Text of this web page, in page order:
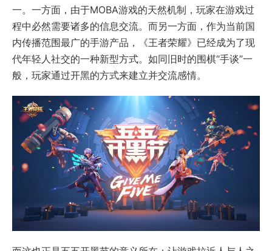
一。一方面，由于MOBA游戏的天然机制，玩家在游戏过
程中必然需要诸多的信息交流。而另一方面，作为当前国
内传播范围最广的手游产品，《王者荣耀》已经成为了现
代年轻人社交的一种新型方式。如同旧时的围棋“手谈”一
般，玩家通过开黑的方式来建立并交流感情。